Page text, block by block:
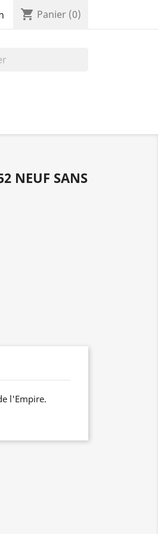
shopping_cart Panier (0)
NEUF SANS
l'Empire.